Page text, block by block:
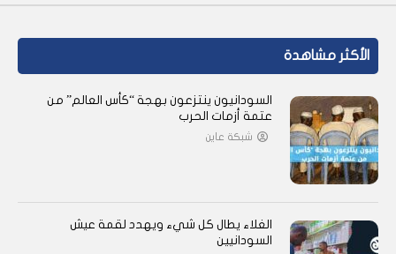
الأكثر مشاهدة
السودانيون ينتزعون بهجة “كأس العالم” من
عتمة أزمات الحرب
شبكة عاين
الغلاء يطال كل شيء ويهدد لقمة عيش
السودانيين